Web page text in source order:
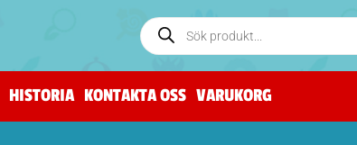
HISTORIA KONTAKTA OSS VARUKORG